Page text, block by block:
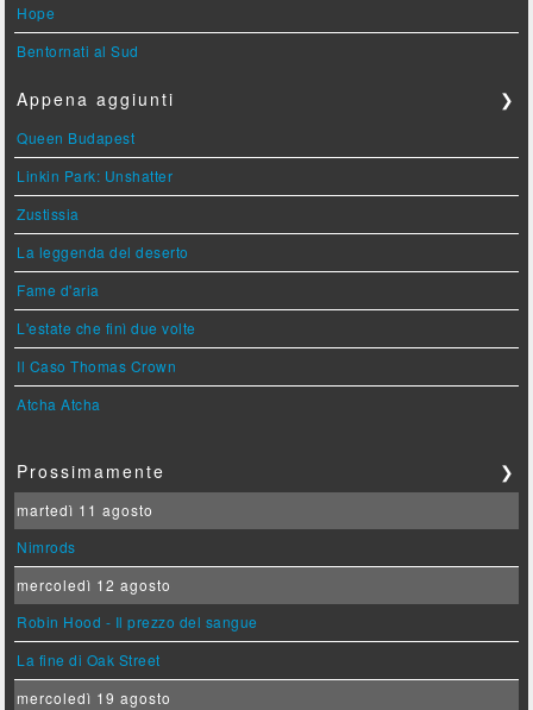
Hope
Bentornati al Sud
Appena aggiunti ❯
Queen Budapest
Linkin Park: Unshatter
Zustissia
La leggenda del deserto
Fame d'aria
L'estate che finì due volte
Il Caso Thomas Crown
Atcha Atcha
Prossimamente ❯
martedì 11 agosto
Nimrods
mercoledì 12 agosto
Robin Hood - Il prezzo del sangue
La fine di Oak Street
mercoledì 19 agosto